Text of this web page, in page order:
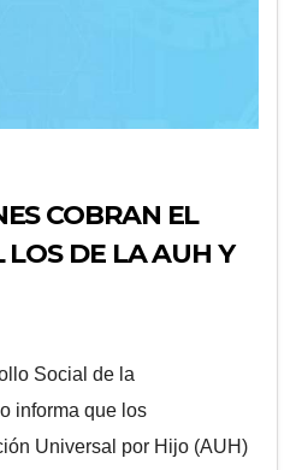
COBRAN EL
LOS DE LA AUH Y
Social de la
informa que los
Universal por Hijo (AUH)